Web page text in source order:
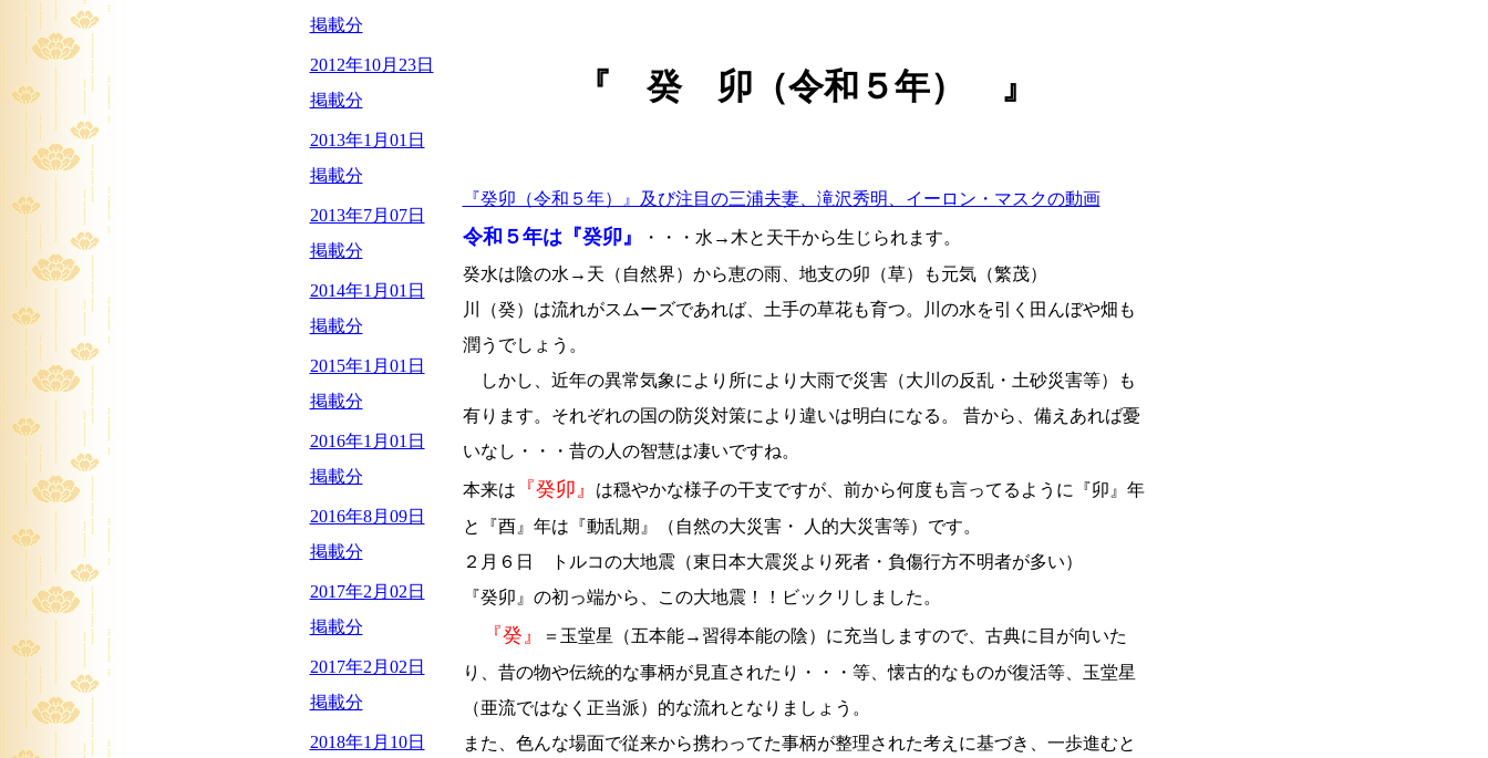
掲載分
2012年10月23日
掲載分
2013年1月01日
掲載分
2013年7月07日
掲載分
2014年1月01日
掲載分
2015年1月01日
掲載分
2016年1月01日
掲載分
2016年8月09日
掲載分
2017年2月02日
掲載分
2017年2月02日
掲載分
2018年1月10日
『 癸 卯（令和５年） 』
『癸卯（令和５年）』及び注目の三浦夫妻、滝沢秀明、イーロン・マスクの動画
令和５年は『癸卯』
・・・水→木と天干から生じられます。
癸水は陰の水→天（自然界）から恵の雨、地支の卯（草）も元気（繁茂）
川（癸）は流れがスムーズであれば、土手の草花も育つ。川の水を引く田んぼや畑も
潤うでしょう。
しかし、近年の異常気象により所により大雨で災害（大川の反乱・土砂災害等）も
有ります。それぞれの国の防災対策により違いは明白になる。 昔から、備えあれば憂
いなし・・・昔の人の智慧は凄いですね。
本来は 『癸卯』
は穏やかな様子の干支ですが、前から何度も言ってるように『卯』年
と『酉』年は『動乱期』（自然の大災害・ 人的大災害等）です。
２月６日 トルコの大地震（東日本大震災より死者・負傷行方不明者が多い）
『癸卯』の初っ端から、この大地震！！ビックリしました。
『癸』
＝玉堂星（五本能→習得本能の陰）に充当しますので、古典に目が向いた
り、昔の物や伝統的な事柄が見直されたり・・・等、懐古的なものが復活等、玉堂星
（亜流ではなく正当派）的な流れとなりましょう。
また、色んな場面で従来から携わってた事柄が整理された考えに基づき、一歩進むと